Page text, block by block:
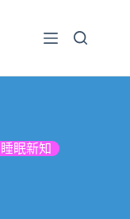
睡眠新知